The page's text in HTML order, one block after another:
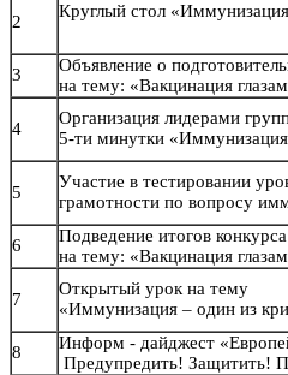
2
Круглый стол «Иммунизация
3
Объявление о
на тему: «Вакцинация
4
Организация лидерами
5-ти минутки «Иммунизация
5
Участие в тестировании
грамотности по вопросу
6
Подведение итогов конкурса
на тему: «Вакцинация
7
Открытый урок на тему
«Иммунизация – один из
8
Информ - дайджест
Предупредить! Защитить!